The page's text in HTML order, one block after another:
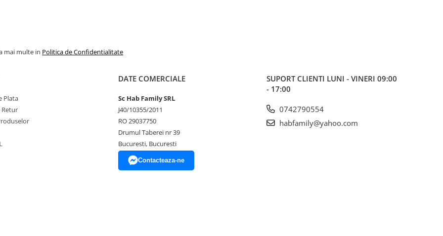
mai multe in Politica de Confidentialitate
Plata
Retur
DATE COMERCIALE
Sc Hab Family SRL
J40/10355/2011
RO 29037750
Drumul Taberei nr 39
Bucuresti, Bucuresti
Contacteaza-ne
SUPORT CLIENTI LUNI - VINERI 09:00
- 17:00
0742790554
habfamily@yahoo.com